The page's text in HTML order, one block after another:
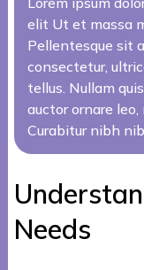
elit Ut et massa
Pellentesque sit
consectetur,
tellus. Nullam
auctor ornare
Curabitur nibh
Needs